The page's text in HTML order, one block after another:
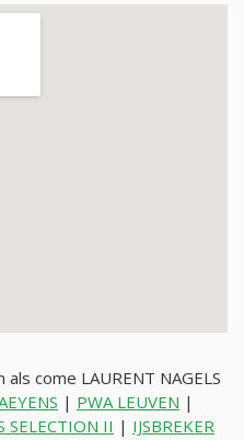
come LAURENT NAGELS
| PWA LEUVEN |
SELECTION II | IJSBREKER